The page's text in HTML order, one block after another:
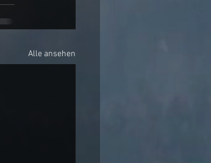
Alle ansehen